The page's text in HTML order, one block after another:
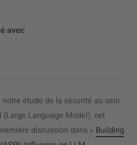
avec
étude de la sécurité au sein
Language Model), cet
discussion dans « Building